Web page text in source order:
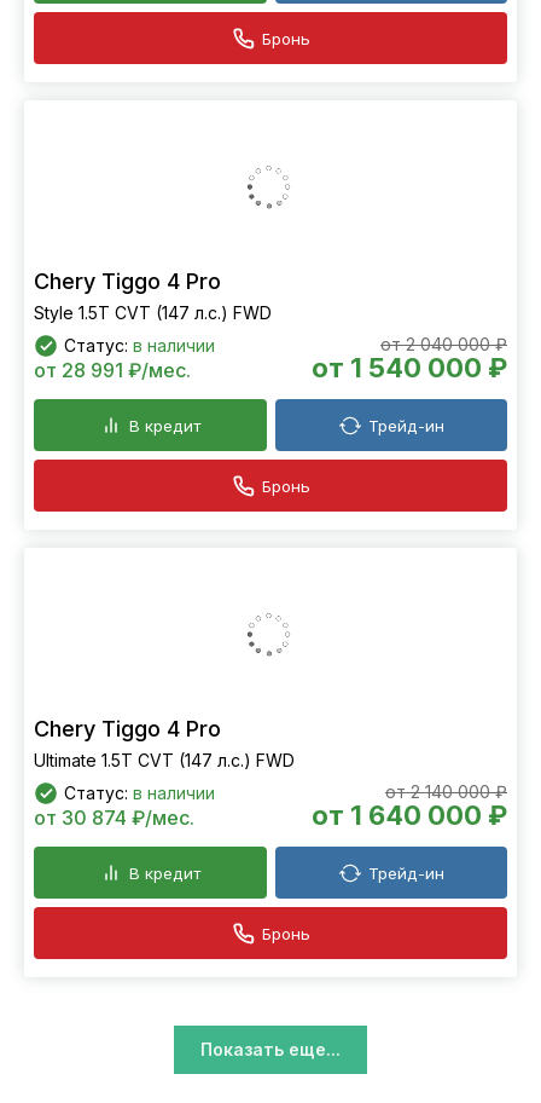
Бронь
Chery Tiggo 4 Pro
Style 1.5T CVT (147 л.с.) FWD
Статус: в наличии от 2 040 000 ₽
от 1 540 000 ₽
от 28 991 ₽/мес.
В кредит Трейд-ин
Бронь
Chery Tiggo 4 Pro
Ultimate 1.5T CVT (147 л.с.) FWD
Статус: в наличии от 2 140 000 ₽
от 1 640 000 ₽
от 30 874 ₽/мес.
В кредит Трейд-ин
Бронь
Показать еще...